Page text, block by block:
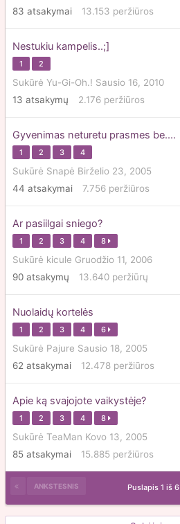
83 atsakymai 13.153 peržiūros
Nestukiu kampelis..;]
1 2
Sukūrė Yu-Gi-Oh.! Sausio 16, 2010
13 atsakymų 2.176 peržiūros
Gyvenimas neturetu prasmes be....
1 2 3 4
Sukūrė Snapė Birželio 23, 2005
44 atsakymai 7.756 peržiūros
Ar pasiilgai sniego?
1 2 3 4 8
Sukūrė kicule Gruodžio 11, 2006
90 atsakymų 13.640 peržiūrų
Nuolaidų kortelės
1 2 3 4 6
Sukūrė Pajure Sausio 18, 2005
62 atsakymai 12.478 peržiūros
Apie ką svajojote vaikystėje?
1 2 3 4 8
Sukūrė TeaMan Kovo 13, 2005
85 atsakymai 15.885 peržiūros
ANKSTESNIS Puslapis 1 iš 6